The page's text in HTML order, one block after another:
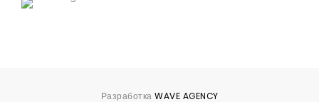
Разработка WAVE AGENCY